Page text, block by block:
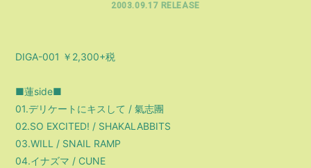
2003.09.17 RELEASE
DIGA-001 ￥2,300+税
■蓮side■
01.デリケートにキスして / 氣志團
02.SO EXCITED! / SHAKALABBITS
03.WILL / SNAIL RAMP
04.イナズマ / CUNE